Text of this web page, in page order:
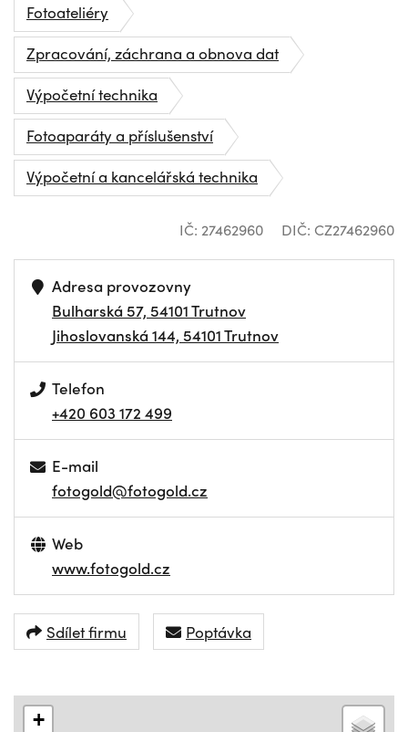
Fotoateliéry
Zpracování, záchrana a obnova dat
Výpočetní technika
Fotoaparáty a příslušenství
Výpočetní a kancelářská technika
IČ: 27462960 DIČ: CZ27462960
Adresa provozovny
Bulharská 57, 54101 Trutnov
Jihoslovanská 144, 54101 Trutnov
Telefon
+420 603 172 499
E-mail
fotogold@fotogold.cz
Web
www.fotogold.cz
Sdílet firmu Poptávka
+